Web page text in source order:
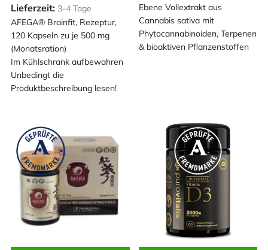
AFEGA® Brainfit, Rezeptur,
120 Kapseln zu je 500 mg
(Monatsration)
Im Kühlschrank aufbewahren
Unbedingt die
Produktbeschreibung lesen!
Lieferzeit: 3-4 Tage
Ebene Vollextrakt aus
Cannabis sativa mit
Phytocannabinoiden, Terpenen
& bioaktiven Pflanzenstoffen